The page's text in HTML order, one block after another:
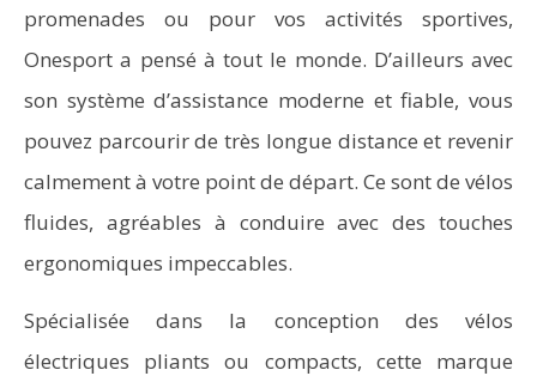
promenades ou pour vos activités sportives,
Onesport a pensé à tout le monde. D’ailleurs avec
son système d’assistance moderne et fiable, vous
pouvez parcourir de très longue distance et revenir
calmement à votre point de départ. Ce sont de vélos
fluides, agréables à conduire avec des touches
ergonomiques impeccables.
Spécialisée dans la conception des vélos
électriques pliants ou compacts, cette marque